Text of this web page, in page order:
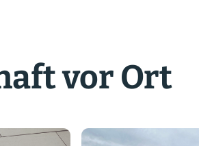
vor Ort